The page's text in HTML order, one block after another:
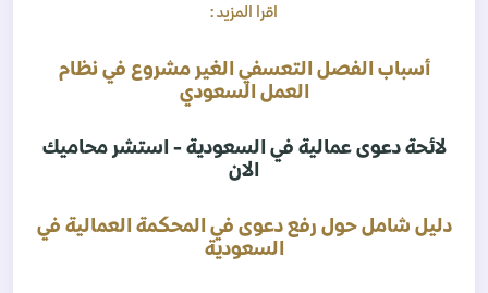
اقرا المزيد :
أسباب الفصل التعسفي الغير مشروع في نظام
العمل السعودي
لائحة دعوى عمالية في السعودية - استشر محاميك
الان
دليل شامل حول رفع دعوى في المحكمة العمالية في
السعودية